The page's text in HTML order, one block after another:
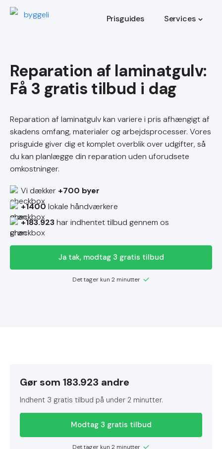
Prisguides Services
Reparation af laminatgulv
Reparation af laminatgulv kan variere i pris afhængigt af
skadens omfang, materialer og arbejdsprocesser. Vores
prisguide giver dig et komplet overblik over udgifter, så
du kan planlægge din reparation uden uforudsete
omkostninger.
Vi dækker +700 byer
+1400 lokale håndværkere
+183.923har indhentet tilbud gennem os
Ja tak, modtag 3 gratis tilbud
Det tager kun 2 minutter
Gør som 183.923 andre
Indhent 3 gratis tilbud på under 2 minutter.
Modtag 3 gratis tilbud
Det tager kun 2 minutter